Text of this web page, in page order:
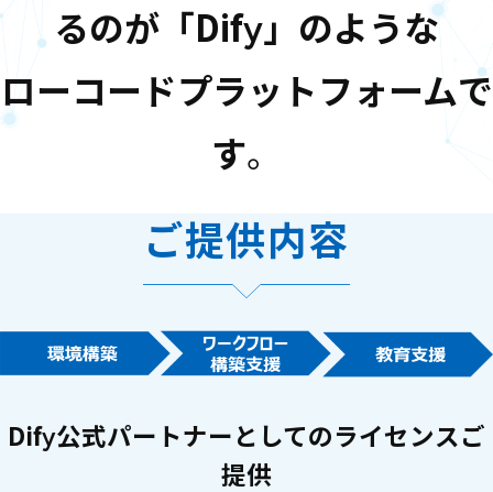
るのが「Dify」のような
ローコードプラットフォームで
す。
ご提供内容
Dify公式パートナーとしてのライセンスご
提供